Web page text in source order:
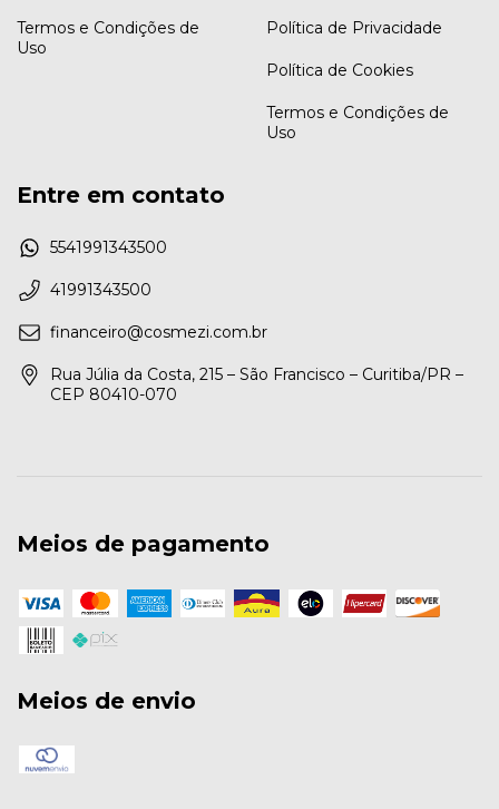
Termos e Condições de
Uso
Política de Privacidade
Política de Cookies
Termos e Condições de
Uso
Entre em contato
5541991343500
41991343500
financeiro@cosmezi.com.br
Rua Júlia da Costa, 215 – São Francisco – Curitiba/PR –
CEP 80410-070
Meios de pagamento
Meios de envio